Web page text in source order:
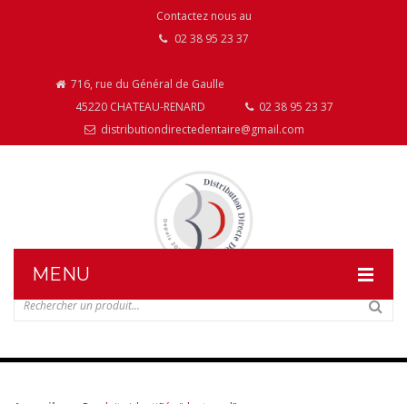
Contactez nous au
02 38 95 23 37
716, rue du Général de Gaulle
45220 CHATEAU-RENARD
02 38 95 23 37
distributiondirectedentaire@gmail.com
MENU
NOS PRODUITS